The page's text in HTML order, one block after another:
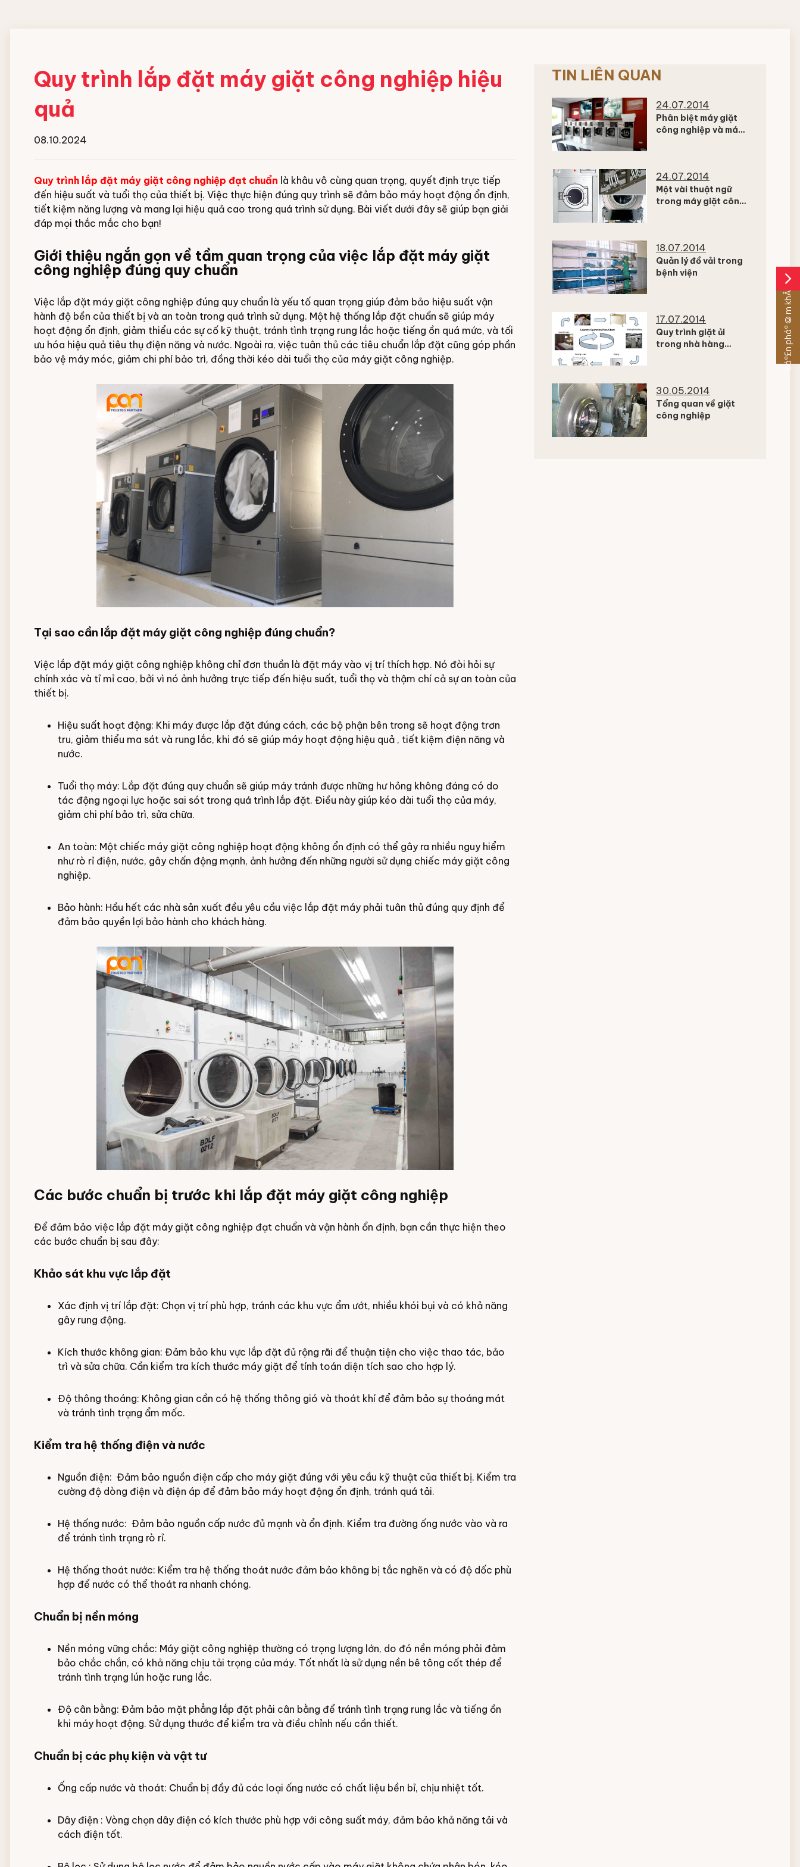
Máy gấp xếp đồ vải công nghiệp
Chất giặt chính
Hóa chất hồ vải Công nghiệp
Quy trình lắp đặt máy giặt công nghiệp hiệu
quả
08.10.2024
Quy trình lắp đặt máy giặt công nghiệp đạt chuẩn là khâu vô cùng quan trọng, quyết định trực tiếp
đến hiệu suất và tuổi thọ của thiết bị. Việc thực hiện đúng quy trình sẽ đảm bảo máy hoạt động ổn định,
tiết kiệm năng lượng và mang lại hiệu quả cao trong quá trình sử dụng. Bài viết dưới đây sẽ giúp bạn giải
đáp mọi thắc mắc cho bạn!
Giới thiệu ngắn gọn về tầm quan trọng của việc lắp đặt máy giặt
công nghiệp đúng quy chuẩn
Việc lắp đặt máy giặt công nghiệp đúng quy chuẩn là yếu tố quan trọng giúp đảm bảo hiệu suất vận
hành độ bền của thiết bị và an toàn trong quá trình sử dụng. Một hệ thống lắp đặt chuẩn sẽ giúp máy
hoạt động ổn định, giảm thiểu các sự cố kỹ thuật, tránh tình trạng rung lắc hoặc tiếng ồn quá mức, và tối
ưu hóa hiệu quả tiêu thụ điện năng và nước. Ngoài ra, việc tuân thủ các tiêu chuẩn lắp đặt cũng góp phần
bảo vệ máy móc, giảm chi phí bảo trì, đồng thời kéo dài tuổi thọ của máy giặt công nghiệp.
Tại sao cần lắp đặt máy giặt công nghiệp đúng chuẩn?
Việc lắp đặt máy giặt công nghiệp không chỉ đơn thuần là đặt máy vào vị trí thích hợp. Nó đòi hỏi sự
chính xác và tỉ mỉ cao, bởi vì nó ảnh hưởng trực tiếp đến hiệu suất, tuổi thọ và thậm chí cả sự an toàn của
thiết bị.
Hiệu suất hoạt động: Khi máy được lắp đặt đúng cách, các bộ phận bên trong sẽ hoạt động trơn
tru, giảm thiểu ma sát và rung lắc, khi đó sẽ giúp máy hoạt động hiệu quả , tiết kiệm điện năng và
nước.
Tuổi thọ máy: Lắp đặt đúng quy chuẩn sẽ giúp máy tránh được những hư hỏng không đáng có do
tác động ngoại lực hoặc sai sót trong quá trình lắp đặt. Điều này giúp kéo dài tuổi thọ của máy,
giảm chi phí bảo trì, sửa chữa.
An toàn: Một chiếc máy giặt công nghiệp hoạt động không ổn định có thể gây ra nhiều nguy hiểm
như rò rỉ điện, nước, gây chấn động mạnh, ảnh hưởng đến những người sử dụng chiếc máy giặt công
nghiệp.
Bảo hành: Hầu hết các nhà sản xuất đều yêu cầu việc lắp đặt máy phải tuân thủ đúng quy định để
đảm bảo quyền lợi bảo hành cho khách hàng.
Các bước chuẩn bị trước khi lắp đặt máy giặt công nghiệp
Để đảm bảo việc lắp đặt máy giặt công nghiệp đạt chuẩn và vận hành ổn định, bạn cần thực hiện theo
các bước chuẩn bị sau đây:
Khảo sát khu vực lắp đặt
Xác định vị trí lắp đặt: Chọn vị trí phù hợp, tránh các khu vực ẩm ướt, nhiều khói bụi và có khả năng
gây rung động.
Kích thước không gian: Đảm bảo khu vực lắp đặt đủ rộng rãi để thuận tiện cho việc thao tác, bảo
trì và sửa chữa. Cần kiểm tra kích thước máy giặt để tính toán diện tích sao cho hợp lý.
Độ thông thoáng: Không gian cần có hệ thống thông gió và thoát khí để đảm bảo sự thoáng mát
và tránh tình trạng ẩm mốc.
Kiểm tra hệ thống điện và nước
Nguồn điện: Đảm bảo nguồn điện cấp cho máy giặt đúng với yêu cầu kỹ thuật của thiết bị. Kiểm tra
cường độ dòng điện và điện áp để đảm bảo máy hoạt động ổn định, tránh quá tải.
Hệ thống nước: Đảm bảo nguồn cấp nước đủ mạnh và ổn định. Kiểm tra đường ống nước vào và ra
để tránh tình trạng rò rỉ.
Hệ thống thoát nước: Kiểm tra hệ thống thoát nước đảm bảo không bị tắc nghẽn và có độ dốc phù
hợp để nước có thể thoát ra nhanh chóng.
Chuẩn bị nền móng
Nền móng vững chắc: Máy giặt công nghiệp thường có trọng lượng lớn, do đó nền móng phải đảm
bảo chắc chắn, có khả năng chịu tải trọng của máy. Tốt nhất là sử dụng nền bê tông cốt thép để
tránh tình trạng lún hoặc rung lắc.
Độ cân bằng: Đảm bảo mặt phẳng lắp đặt phải cân bằng để tránh tình trạng rung lắc và tiếng ồn
khi máy hoạt động. Sử dụng thước để kiểm tra và điều chỉnh nếu cần thiết.
Chuẩn bị các phụ kiện và vật tư
Ống cấp nước và thoát: Chuẩn bị đầy đủ các loại ống nước có chất liệu bền bỉ, chịu nhiệt tốt.
Dây điện : Vòng chọn dây điện có kích thước phù hợp với công suất máy, đảm bảo khả năng tải và
cách điện tốt.
TIN LIÊN QUAN
24.07.2014
Phân biệt máy giặt
công nghiệp và máy
24.07.2014
Một vài thuật ngữ
trong máy giặt công
18.07.2014
Quản lý đồ vải trong
bệnh viện
17.07.2014
Quy trình giặt ủi
trong nhà hàng
30.05.2014
Tổng quan về giặt
công nghiệp
arrow_forward_ios
Sáº£n pháº©m khÃ¡c